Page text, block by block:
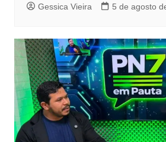
Gessica Vieira 5 de agosto